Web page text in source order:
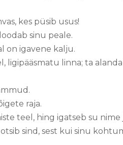
kes püsib usus!
sinu peale.
on igavene kalju.
linna; ta
raja.
teel, hing igatseb su nime
sind, sest kui sinu